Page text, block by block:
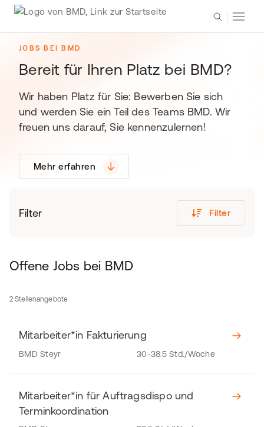
JOBS BEI BMD
Bereit für Ihren Platz bei BMD?
Wir haben Platz für Sie: Bewerben Sie sich
und werden Sie ein Teil des Teams BMD. Wir
freuen uns darauf, Sie kennenzulernen!
Mehr erfahren
Filter Filter
Offene Jobs bei BMD
2 Stellenangebote
Mitarbeiter*in Fakturierung
BMD Steyr 30-38.5 Std./Woche
Mitarbeiter*in für Auftragsdispo und
Terminkoordination